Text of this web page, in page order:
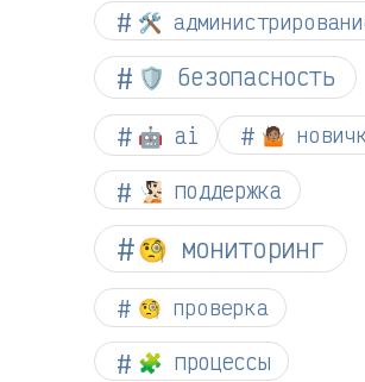
🛠️
🛡️ безопасность
🤖 ai 🤷🏽
🧏🏻 поддержка
🧐 мониторинг
🧐 проверка
🧩 процессы